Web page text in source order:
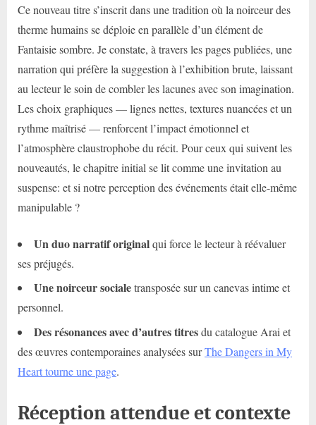
Ce nouveau titre s’inscrit dans une tradition où la noirceur des
therme humains se déploie en parallèle d’un élément de
Fantaisie sombre. Je constate, à travers les pages publiées, une
narration qui préfère la suggestion à l’exhibition brute, laissant
au lecteur le soin de combler les lacunes avec son imagination.
Les choix graphiques — lignes nettes, textures nuancées et un
rythme maîtrisé — renforcent l’impact émotionnel et
l’atmosphère claustrophobe du récit. Pour ceux qui suivent les
nouveautés, le chapitre initial se lit comme une invitation au
suspense: et si notre perception des événements était elle-même
manipulable ?
Un duo narratif originalqui force le lecteur à réévaluer
ses préjugés.
Une noirceur socialetransposée sur un canevas intime et
personnel.
Des résonances avec d’autres titresdu catalogue Arai et
des œuvres contemporaines analysées surThe Dangers in My
Heart tourne une page.
Réception attendue et contexte